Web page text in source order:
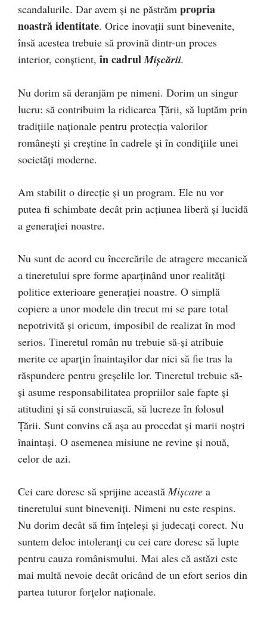
scandalurile. Dar avem și ne păstrăm propria
noastră identitate. Orice inovații sunt binevenite,
însă acestea trebuie să provină dintr-un proces
interior, conștient,în cadrulMișcării.
Nu dorim să deranjăm pe nimeni. Dorim un singur
lucru: să contribuim la ridicarea Țării, să luptăm prin
tradițiile naționale pentru protecția valorilor
românești și creștine în cadrele și în condițiile unei
societăți moderne.
Am stabilit o direcție și un program. Ele nu vor
putea fi schimbate decât prin acțiunea liberă și lucidă
a generației noastre.
Nu sunt de acord cu încercările de atragere mecanică
a tineretului spre forme aparținând unor realități
politice exterioare generației noastre. O simplă
copiere a unor modele din trecut mi se pare total
nepotrivită și oricum, imposibil de realizat în mod
serios. Tineretul român nu trebuie să-și atribuie
merite ce aparțin înaintașilor dar nici să fie tras la
răspundere pentru greșelile lor. Tineretul trebuie să-
și asume responsabilitatea propriilor sale fapte și
atitudini și să construiască, să lucreze în folosul
Țării. Sunt convins că așa au procedat și marii noștri
înaintași. O asemenea misiune ne revine și nouă,
celor de azi.
Cei care doresc să sprijine această Mișcare a
tineretului sunt bineveniți. Nimeni nu este respins.
Nu dorim decât să fim înțeleși și judecați corect. Nu
suntem deloc intoleranți cu cei care doresc să lupte
pentru cauza românismului. Mai ales că astăzi este
mai multă nevoie decât oricând de un efort serios din
partea tuturor forțelor naționale.